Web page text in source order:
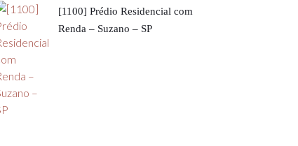
[1100] Prédio Residencial com
Renda – Suzano – SP